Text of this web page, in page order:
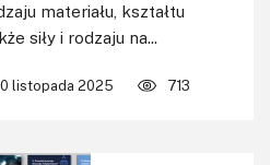
materiału, kształtu
siły i rodzaju na...
listopada 2025 713